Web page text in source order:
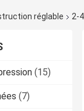
réglable 2-
(15)
(7)